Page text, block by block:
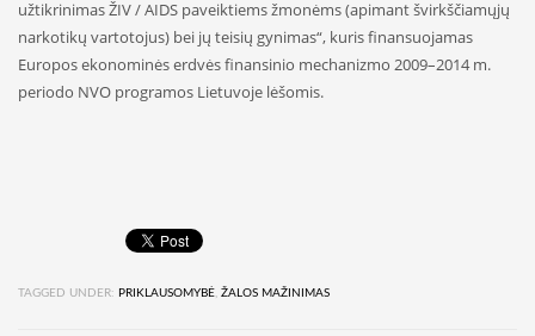
užtikrinimas ŽIV / AIDS paveiktiems žmonėms (apimant švirkščiamųjų
narkotikų vartotojus) bei jų teisių gynimas“, kuris finansuojamas
Europos ekonominės erdvės finansinio mechanizmo 2009–2014 m.
periodo NVO programos Lietuvoje lėšomis.
TAGGED UNDER: PRIKLAUSOMYBĖ, ŽALOS MAŽINIMAS